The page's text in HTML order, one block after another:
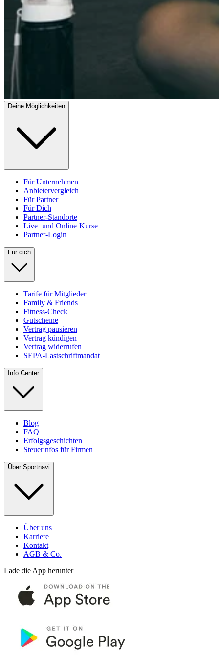
Deine Möglichkeiten
Für Unternehmen
Anbietervergleich
Für Partner
Für Dich
Partner-Standorte
Live- und Online-Kurse
Partner-Login
Für dich
Tarife für Mitglieder
Family & Friends
Fitness-Check
Gutscheine
Vertrag pausieren
Vertrag kündigen
Vertrag widerrufen
SEPA-Lastschriftmandat
Info Center
Blog
FAQ
Erfolgsgeschichten
Steuerinfos für Firmen
Über Sportnavi
Über uns
Karriere
Kontakt
AGB & Co.
Lade die App herunter